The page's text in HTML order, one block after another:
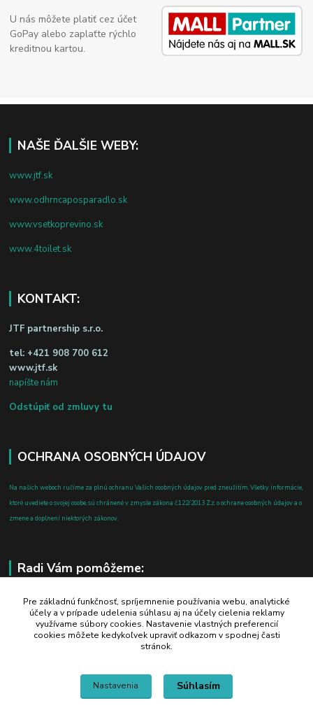
U nás môžete platiť cez účet
GoPay alebo zaplaťte rýchlo
kreditnou kartou.
NAŠE ĎALŠIE WEBY:
www.jtf.sk
www.odhrncaposparadlo.sk
www.vsetkoprevino.sk
www.4toilet.sk
KONTAKT:
JTF partnership s.r.o.
tel: +421 908 700 612
www.jtf.sk
napíšte nám
Odstúpiť od zmluvy tu
OCHRANA OSOBNÝCH ÚDAJOV
Na našich weboch ručíme za plnú ochranu Vašich osobných údajov pred zneužitím. Všetky informácie,
ktoré uvediete o svojej osobe, sú chránené v zmysle zákona č.122/2013 Z.z. o ochrane osobných údajov a o
zmene a doplnení niektorých zákonov.
Radi Vám pomôžeme:
+421 908 700 612
po-pia: 8.00 - 16.00
business@jtf.sk
Pre základnú funkčnosť, spríjemnenie používania webu, analytické
účely a v prípade udelenia súhlasu aj na účely cielenia reklamy
využívame súbory cookies. Nastavenie vlastných preferencií
cookies môžete kedykoľvek upraviť odkazom v spodnej časti
stránok.
Nastavenia Súhlasím